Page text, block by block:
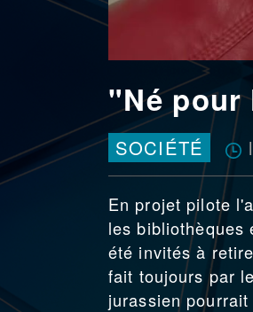
"Né pour
SOCIÉTÉ
En projet pilote
les bibliothèques
été invités à
fait toujours par
jurassien